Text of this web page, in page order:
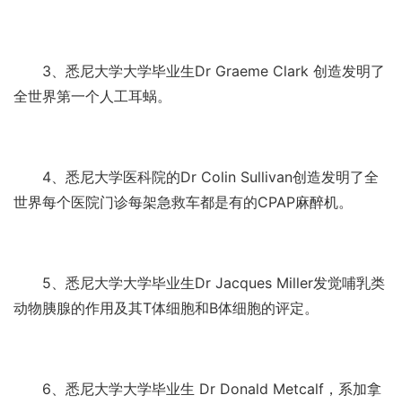
3、悉尼大学大学毕业生Dr Graeme Clark 创造发明了
全世界第一个人工耳蜗。
4、悉尼大学医科院的Dr Colin Sullivan创造发明了全
世界每个医院门诊每架急救车都是有的CPAP麻醉机。
5、悉尼大学大学毕业生Dr Jacques Miller发觉哺乳类
动物胰腺的作用及其T体细胞和B体细胞的评定。
6、悉尼大学大学毕业生 Dr Donald Metcalf，系加拿